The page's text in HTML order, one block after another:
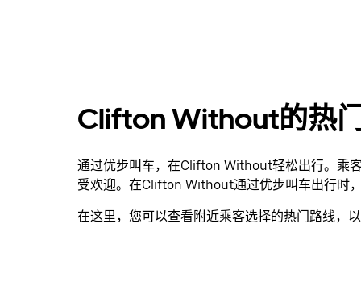
浏
览
历
并
择
Clifton Without的热
通过优步叫车，在Clifton Without轻松出行。乘
受欢迎。在Clifton Without通过优步叫车出行时
在这里，您可以查看附近乘客选择的热门路线，